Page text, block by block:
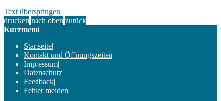
Text überspringen
drucken nach oben zurück
Kurzmenü
Startseite|
Kontakt und Öffnungszeiten|
Impressum|
Datenschutz|
Feedback|
Fehler melden